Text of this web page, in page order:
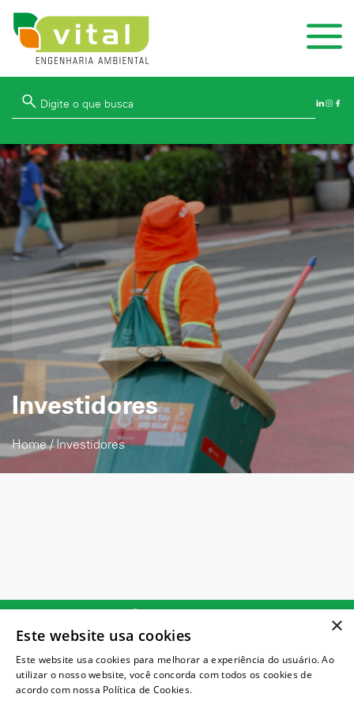
Investidores
Home/Investidores
atendimento@vitalambiental.com.br
© 2024 Todos os direitos reservados
×
Este website usa cookies
Este website usa cookies para melhorar a experiência do usuário. Ao
utilizar o nosso website, você concorda com todos os cookies de
acordo com nossa Política de Cookies.